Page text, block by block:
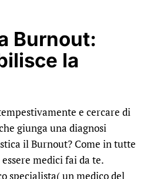
Burnout:
la
e cercare di
giunga una diagnosi
il Burnout? Come in tutte
medici fai da te.
specialista( un medico del